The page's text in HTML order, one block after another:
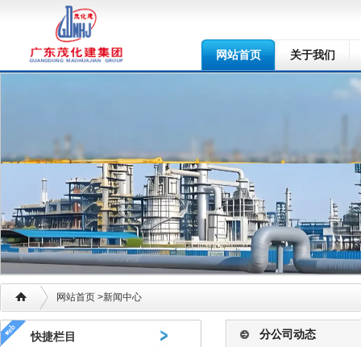
网站首页 关于我们
网站首页 >新闻中心
快捷栏目 分公司动态